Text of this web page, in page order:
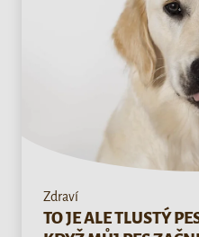
Zdraví
TO JE ALE TLUSTÝ